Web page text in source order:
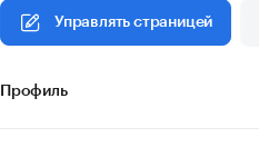
Управлять страницей
Профиль